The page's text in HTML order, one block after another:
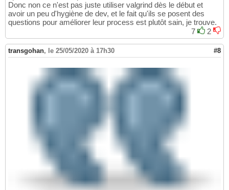
Donc non ce n'est pas juste utiliser valgrind dès le début et
avoir un peu d'hygiène de dev, et le fait qu'ils se posent des
questions pour améliorer leur process est plutôt sain, je trouve.
7
2
transgohan, le 25/05/2020 à 17h30 #8